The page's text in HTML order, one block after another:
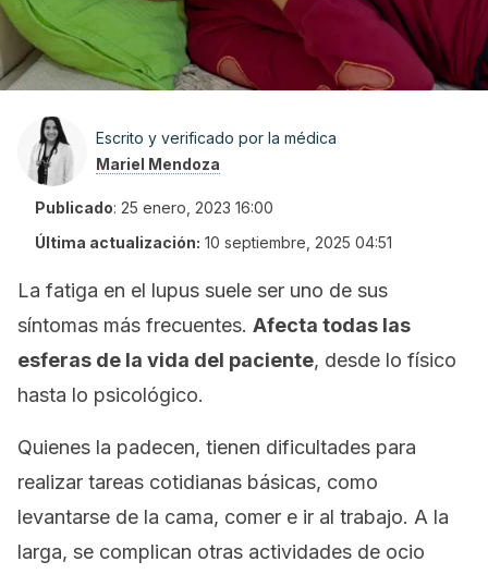
Escrito y verificado por la médica
Mariel Mendoza
Publicado: 25 enero, 2023 16:00
Última actualización: 10 septiembre, 2025 04:51
La fatiga en el lupus suele ser uno de sus
síntomas más frecuentes. Afecta todas las
esferas de la vida del paciente, desde lo físico
hasta lo psicológico.
Quienes la padecen, tienen dificultades para
realizar tareas cotidianas básicas, como
levantarse de la cama, comer e ir al trabajo. A la
larga, se complican otras actividades de ocio